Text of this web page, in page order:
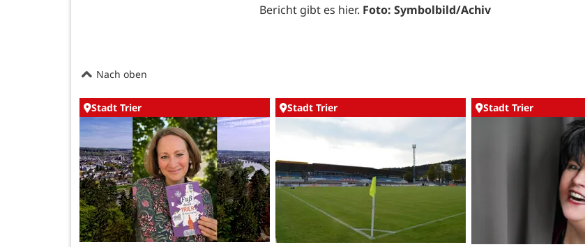
Bericht gibt es hier. Foto: Symbolbild/Achiv
Nach oben
Stadt Trier Stadt Trier Stadt Trier